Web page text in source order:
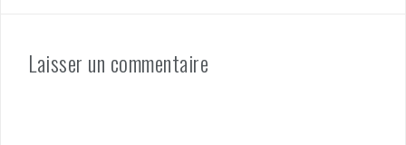
Laisser un commentaire